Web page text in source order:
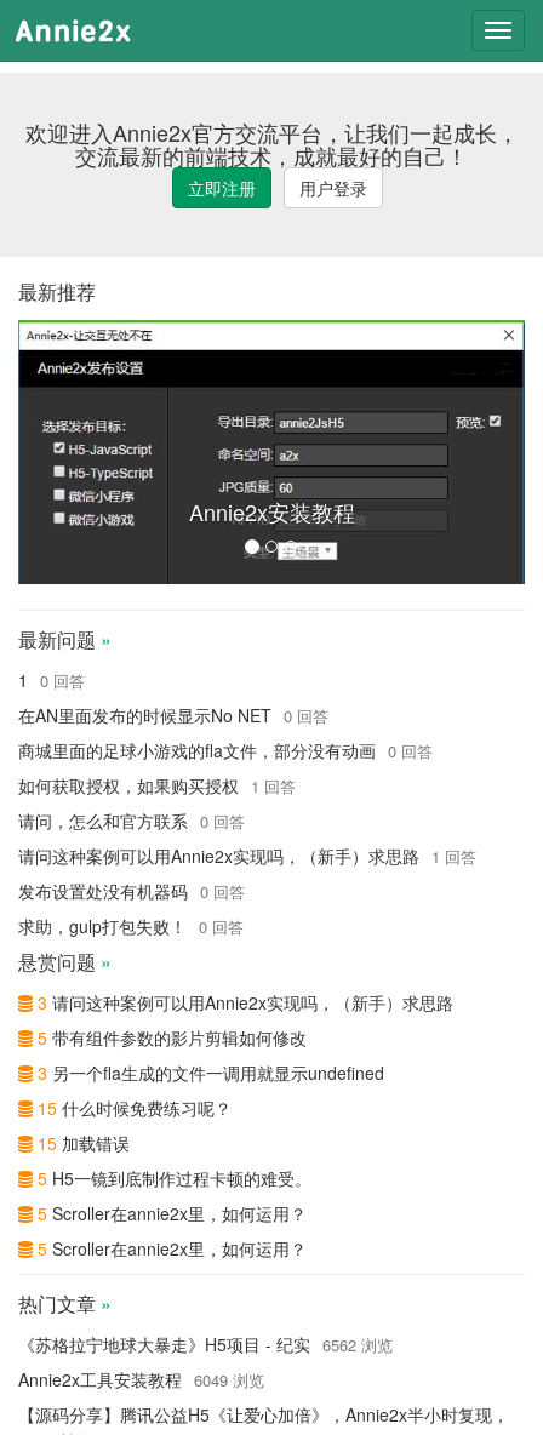
欢迎进入Annie2x官方交流平台，让我们一起成长，
交流最新的前端技术，成就最好的自己！
立即注册 用户登录
最新推荐
Annie2x安装教程
最新问题 »
1 0 回答
在AN里面发布的时候显示No NET 0 回答
商城里面的足球小游戏的fla文件，部分没有动画 0 回答
如何获取授权，如果购买授权 1 回答
请问，怎么和官方联系 0 回答
请问这种案例可以用Annie2x实现吗，（新手）求思路 1 回答
发布设置处没有机器码 0 回答
求助，gulp打包失败！ 0 回答
悬赏问题 »
3 请问这种案例可以用Annie2x实现吗，（新手）求思路
5 带有组件参数的影片剪辑如何修改
3 另一个fla生成的文件一调用就显示undefined
15 什么时候免费练习呢？
15 加载错误
5 H5一镜到底制作过程卡顿的难受。
5 Scroller在annie2x里，如何运用？
5 Scroller在annie2x里，如何运用？
热门文章 »
《苏格拉宁地球大暴走》H5项目 - 纪实 6562 浏览
Annie2x工具安装教程 6049 浏览
【源码分享】腾讯公益H5《让爱心加倍》，Annie2x半小时复现，